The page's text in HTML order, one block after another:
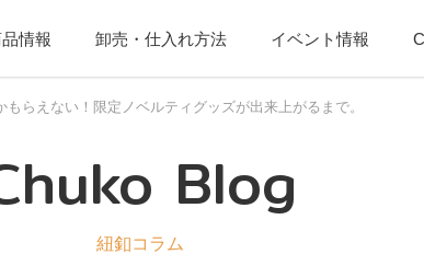
情報 卸売・仕入れ方法 イベント情報
もらえない！限定ノベルティグッズが出来上がるまで。
Blog
紐釦コラム